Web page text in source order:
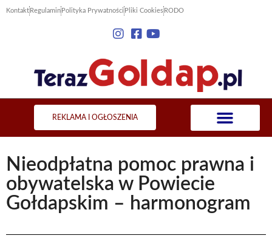
Kontakt Regulamin Polityka Prywatności Pliki Cookies RODO
REKLAMA I OGŁOSZENIA
Nieodpłatna pomoc prawna i
obywatelska w Powiecie
Gołdapskim – harmonogram